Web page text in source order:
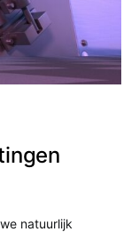
natuurlijk